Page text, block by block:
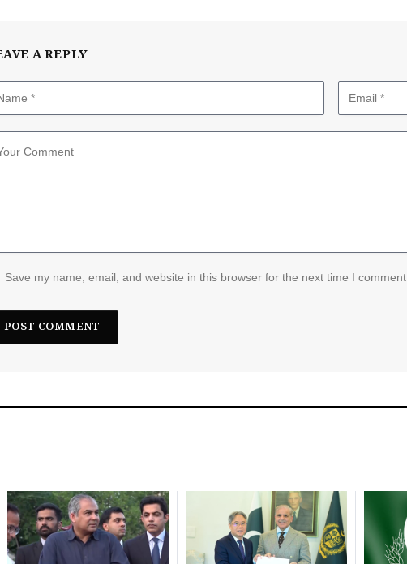
A REPLY
Save my name, email, and website in this browser for the next time I comment.